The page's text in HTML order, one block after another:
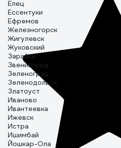
Елец
Ессентуки
Ефремов
Железногорск
Жигулевск
Жуковский
Зарайск
Звенигород
Зеленоград
Зеленодольск
Златоуст
Иваново
Ивантеевка
Ижевск
Истра
Ишимбай
Йошкар-Ола